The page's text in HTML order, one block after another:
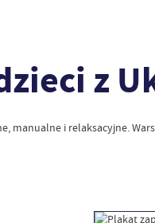
z
manualne i relaksacyjne.